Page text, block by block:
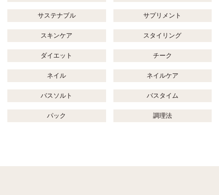
サステナブル サプリメント
スキンケア スタイリング
ダイエット チーク
ネイル ネイルケア
バスソルト バスタイム
パック 調理法